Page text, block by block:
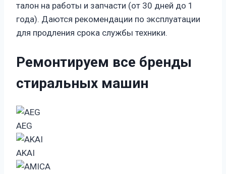
талон на работы и запчасти (от 30 дней до 1
года). Даются рекомендации по эксплуатации
для продления срока службы техники.
Ремонтируем все бренды
стиральных машин
AEG
AKAI